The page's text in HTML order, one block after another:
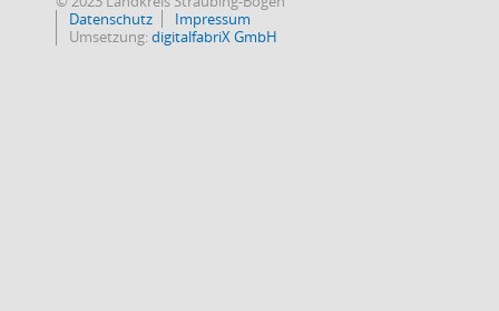
Datenschutz
Impressum
Umsetzung:digitalfabriX GmbH